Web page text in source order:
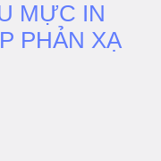
MỰC IN
PHẢN XẠ